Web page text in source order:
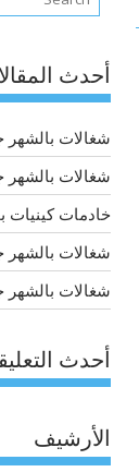
أحدث
شغالات بالشهر جده
شغالات بالشهر جده
خادمات كينيات بجدة
شغالات بالشهر جدة
شغالات بالشهر جدة
أحدث
الأرشيف